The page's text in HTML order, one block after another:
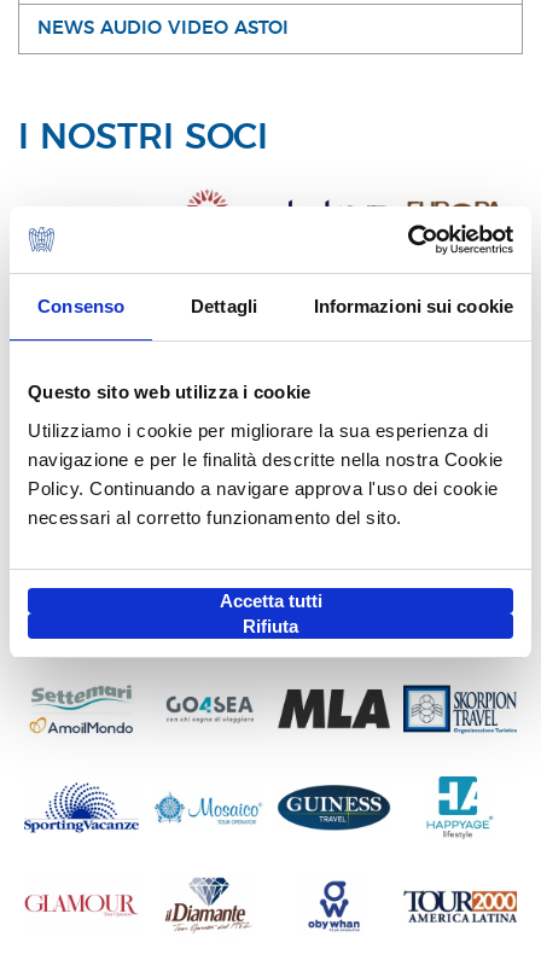
Consenso Dettagli Informazioni sui cookie
Questo sito web utilizza i cookie
Utilizziamo i cookie per migliorare la sua esperienza di
navigazione e per le finalità descritte nella nostra Cookie
Policy. Continuando a navigare approva l'uso dei cookie
necessari al corretto funzionamento del sito.
Accetta tutti
Rifiuta
NEWS AUDIO VIDEO ASTOI
I NOSTRI SOCI